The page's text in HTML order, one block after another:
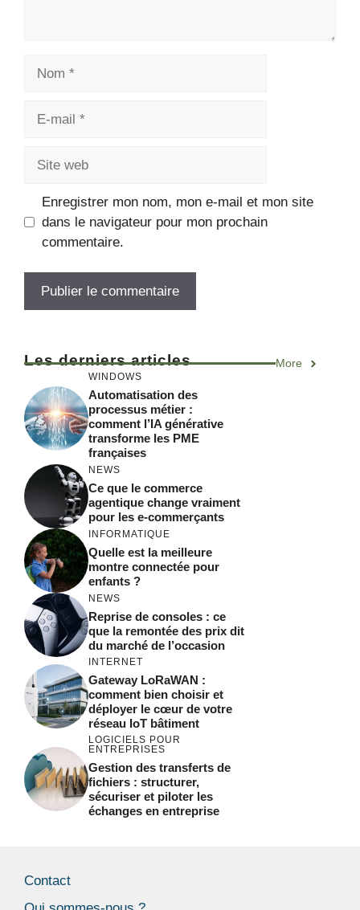
Enregistrer mon nom, mon e-mail et mon site
dans le navigateur pour mon prochain
commentaire.
t
r
n
i
v
:
Les derniers articles More
WINDOWS
Automatisation des
processus métier :
comment l’IA générative
transforme les PME
françaises
NEWS
Ce que le commerce
agentique change vraiment
pour les e-commerçants
INFORMATIQUE
Quelle est la meilleure
montre connectée pour
enfants ?
NEWS
Reprise de consoles : ce
que la remontée des prix dit
du marché de l’occasion
INTERNET
Gateway LoRaWAN :
comment bien choisir et
déployer le cœur de votre
réseau IoT bâtiment
LOGICIELS POUR
ENTREPRISES
Gestion des transferts de
fichiers : structurer,
sécuriser et piloter les
échanges en entreprise
Contact